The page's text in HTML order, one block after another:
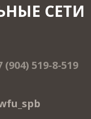
СЕТИ
(904) 519-8-519